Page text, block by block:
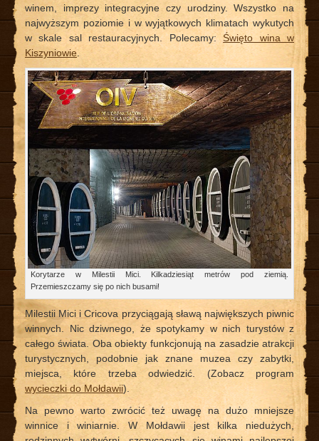
winem, imprezy integracyjne czy urodziny. Wszystko na
najwyższym poziomie i w wyjątkowych klimatach wykutych
w skale sal restauracyjnych. Polecamy:Święto wina w
Kiszyniowie.
Korytarze w Milestii Mici. Kilkadziesiąt metrów pod ziemią.
Przemieszczamy się po nich busami!
Milestii Mici i Cricova przyciągają sławą największych piwnic
winnych. Nic dziwnego, że spotykamy w nich turystów z
całego świata. Oba obiekty funkcjonują na zasadzie atrakcji
turystycznych, podobnie jak znane muzea czy zabytki,
miejsca, które trzeba odwiedzić. (Zobacz program
wycieczki do Mołdawii).
Na pewno warto zwrócić też uwagę na dużo mniejsze
winnice i winiarnie. W Mołdawii jest kilka niedużych,